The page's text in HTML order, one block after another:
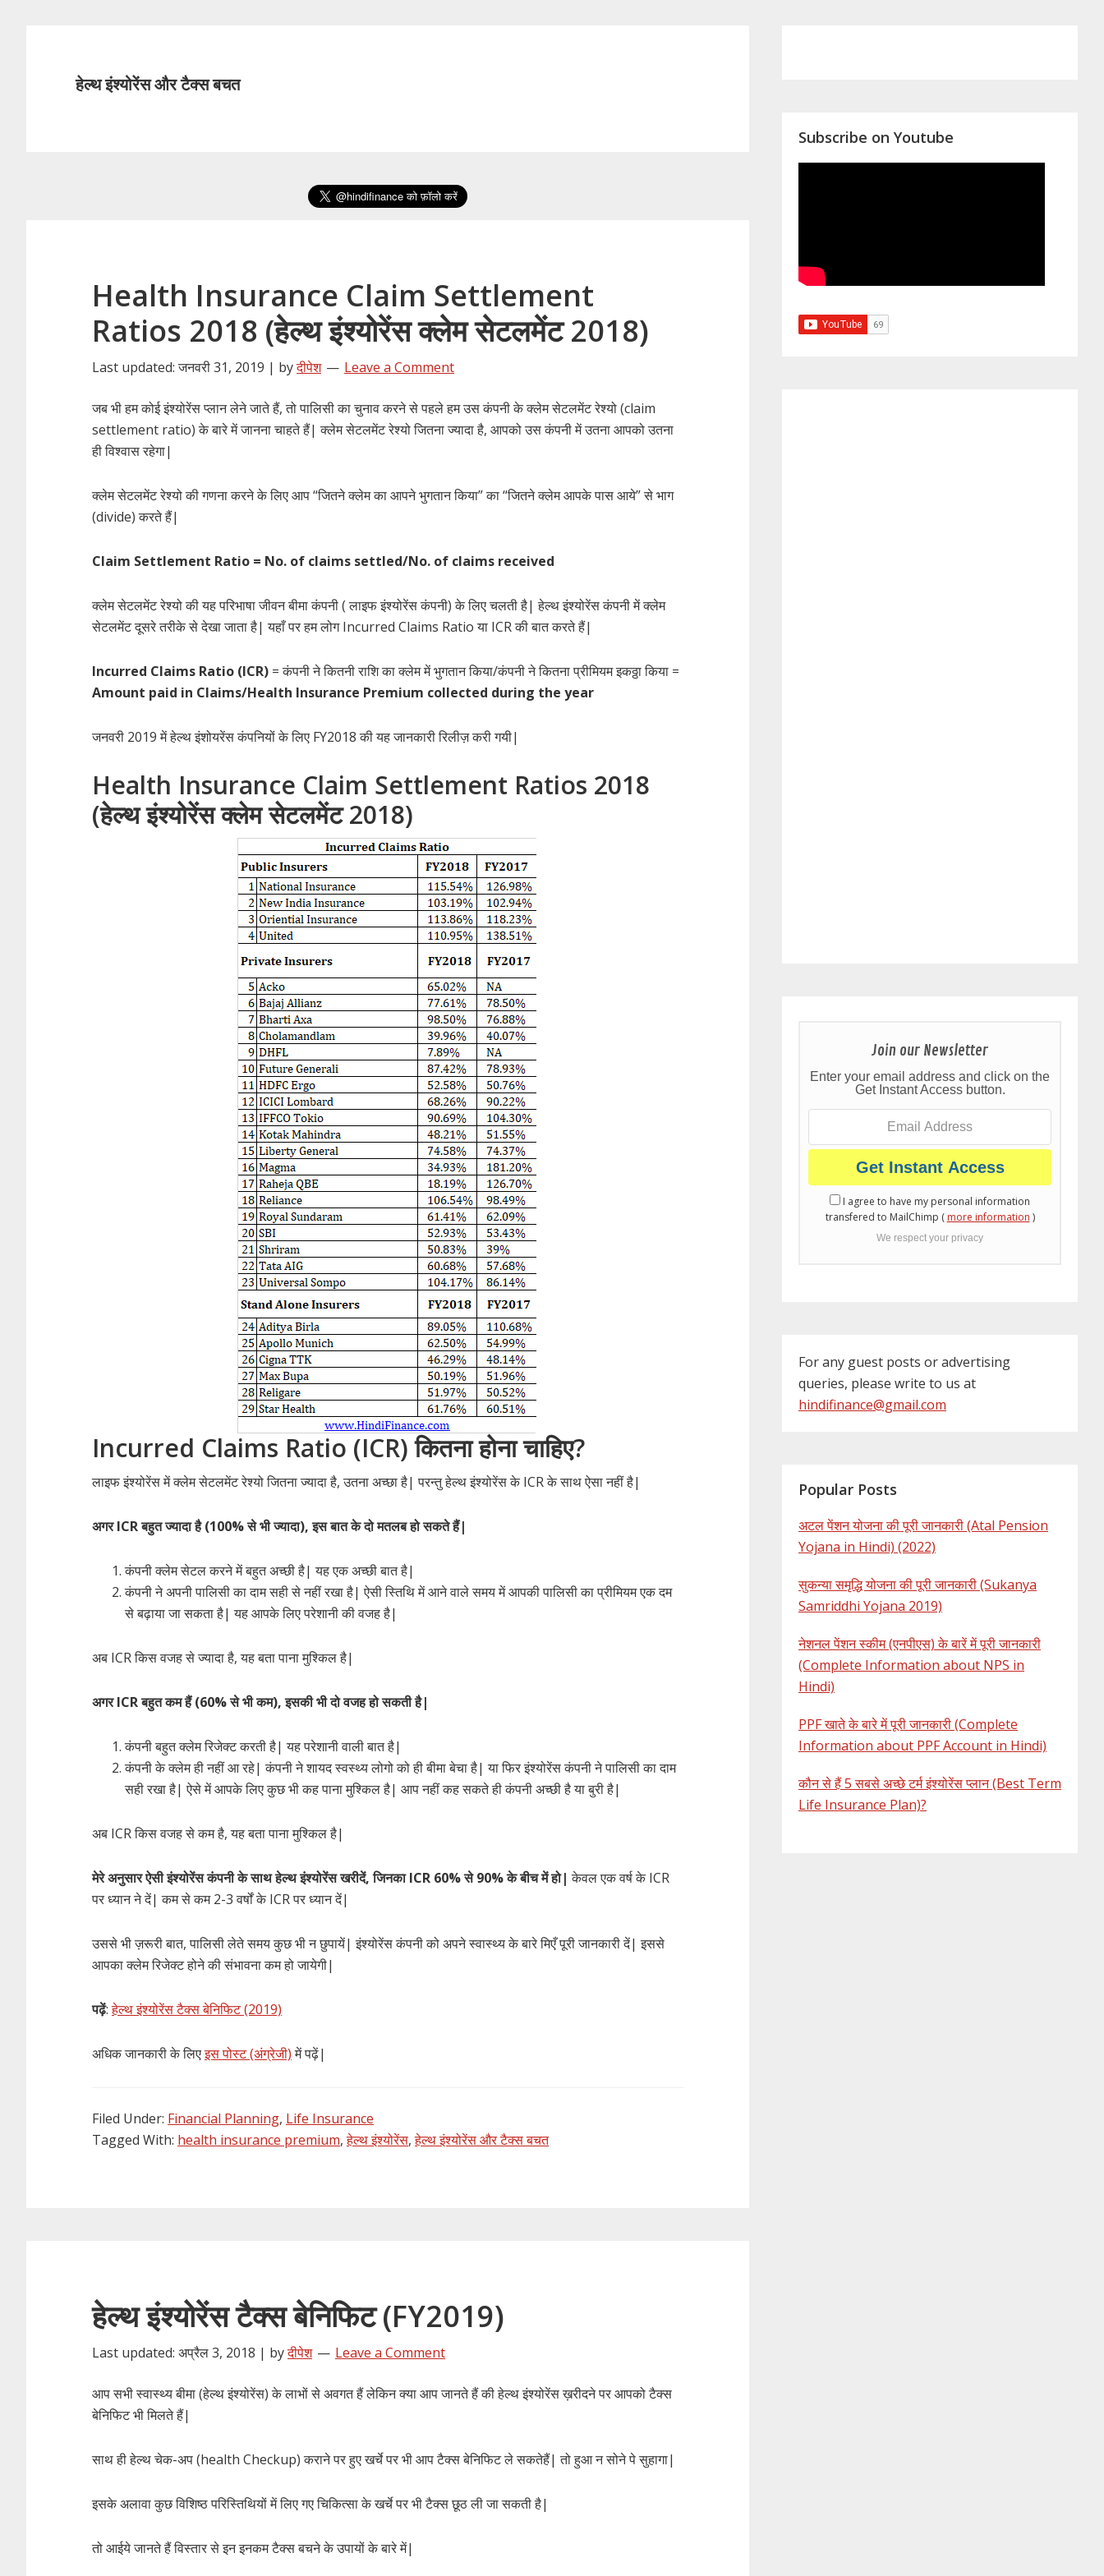
हेल्थ इंश्योरेंस और टैक्स बचत
Health Insurance Claim Settlement
Ratios 2018 (हेल्थ इंश्योरेंस क्लेम सेटलमेंट 2018)
Last updated: जनवरी 31, 2019 | byदीपेश Leave a Comment
जब भी हम कोई इंश्योरेंस प्लान लेने जाते हैं, तो पालिसी का चुनाव करने से पहले हम उस कंपनी के क्लेम सेटलमेंट रेश्यो (claim
settlement ratio) के बारे में जानना चाहते हैं| क्लेम सेटलमेंट रेश्यो जितना ज्यादा है, आपको उस कंपनी में उतना आपको उतना
ही विश्वास रहेगा|
क्लेम सेटलमेंट रेश्यो की गणना करने के लिए आप “जितने क्लेम का आपने भुगतान किया” का “जितने क्लेम आपके पास आये” से भाग
(divide) करते हैं|
Claim Settlement Ratio = No. of claims settled/No. of claims received
क्लेम सेटलमेंट रेश्यो की यह परिभाषा जीवन बीमा कंपनी ( लाइफ इंश्योरेंस कंपनी) के लिए चलती है| हेल्थ इंश्योरेंस कंपनी में क्लेम
सेटलमेंट दूसरे तरीके से देखा जाता है| यहाँ पर हम लोग Incurred Claims Ratio या ICR की बात करते हैं|
Incurred Claims Ratio (ICR) = कंपनी ने कितनी राशि का क्लेम में भुगतान किया/कंपनी ने कितना प्रीमियम इकठ्ठा किया =
Amount paid in Claims/Health Insurance Premium collected during the year
जनवरी 2019 में हेल्थ इंशोयरेंस कंपनियों के लिए FY2018 की यह जानकारी रिलीज़ करी गयी|
Health Insurance Claim Settlement Ratios 2018
(हेल्थ इंश्योरेंस क्लेम सेटलमेंट 2018)
Incurred Claims Ratio (ICR) कितना होना चाहिए?
लाइफ इंश्योरेंस में क्लेम सेटलमेंट रेश्यो जितना ज्यादा है, उतना अच्छा है| परन्तु हेल्थ इंश्योरेंस के ICR के साथ ऐसा नहीं है|
अगर ICR बहुत ज्यादा है (100% से भी ज्यादा), इस बात के दो मतलब हो सकते हैं|
कंपनी क्लेम सेटल करने में बहुत अच्छी है| यह एक अच्छी बात है|
कंपनी ने अपनी पालिसी का दाम सही से नहीं रखा है| ऐसी स्तिथि में आने वाले समय में आपकी पालिसी का प्रीमियम एक दम
से बढ़ाया जा सकता है| यह आपके लिए परेशानी की वजह है|
अब ICR किस वजह से ज्यादा है, यह बता पाना मुश्किल है|
अगर ICR बहुत कम हैं (60% से भी कम), इसकी भी दो वजह हो सकती है|
कंपनी बहुत क्लेम रिजेक्ट करती है| यह परेशानी वाली बात है|
कंपनी के क्लेम ही नहीं आ रहे| कंपनी ने शायद स्वस्थ्य लोगो को ही बीमा बेचा है| या फिर इंश्योरेंस कंपनी ने पालिसी का दाम
सही रखा है| ऐसे में आपके लिए कुछ भी कह पाना मुश्किल है| आप नहीं कह सकते ही कंपनी अच्छी है या बुरी है|
अब ICR किस वजह से कम है, यह बता पाना मुश्किल है|
मेरे अनुसार ऐसी इंश्योरेंस कंपनी के साथ हेल्थ इंश्योरेंस खरीदें, जिनका ICR 60% से 90% के बीच में हो| केवल एक वर्ष के ICR
पर ध्यान ने दें| कम से कम 2-3 वर्षों के ICR पर ध्यान दें|
उससे भी ज़रूरी बात, पालिसी लेते समय कुछ भी न छुपायें| इंश्योरेंस कंपनी को अपने स्वास्थ्य के बारे मिएँ पूरी जानकारी दें| इससे
आपका क्लेम रिजेक्ट होने की संभावना कम हो जायेगी|
पढ़ें:हेल्थ इंश्योरेंस टैक्स बेनिफिट (2019)
अधिक जानकारी के लिएइस पोस्ट (अंग्रेजी)में पढ़ें|
Filed Under: Financial Planning, Life Insurance
Tagged With: health insurance premium,हेल्थ इंश्योरेंस,हेल्थ इंश्योरेंस और टैक्स बचत
हेल्थ इंश्योरेंस टैक्स बेनिफिट (FY2019)
Last updated: अप्रैल 3, 2018 | byदीपेश Leave a Comment
आप सभी स्वास्थ्य बीमा (हेल्थ इंश्योरेंस) के लाभों से अवगत हैं लेकिन क्या आप जानते हैं की हेल्थ इंश्योरेंस ख़रीदने पर आपको टैक्स
बेनिफिट भी मिलते हैं|
साथ ही हेल्थ चेक-अप (health Checkup) कराने पर हुए खर्चे पर भी आप टैक्स बेनिफिट ले सकतेहैं| तो हुआ न सोने पे सुहागा|
इसके अलावा कुछ विशिष्ठ परिस्तिथियों में लिए गए चिकित्सा के खर्चे पर भी टैक्स छूठ ली जा सकती है|
तो आईये जानते हैं विस्तार से इन इनकम टैक्स बचने के उपायों के बारे में|
Subscribe on Youtube
Join our Newsletter
Enter your email address and click on the
Get Instant Access button.
I agree to have my personal information
transfered to MailChimp ( more information )
We respect your privacy
For any guest posts or advertising
queries, please write to us at
hindifinance@gmail.com
Popular Posts
अटल पेंशन योजना की पूरी जानकारी (Atal Pension
Yojana in Hindi) (2022)
सुकन्या समृद्धि योजना की पूरी जानकारी (Sukanya
Samriddhi Yojana 2019)
नेशनल पेंशन स्कीम (एनपीएस) के बारें में पूरी जानकारी
(Complete Information about NPS in
Hindi)
PPF खाते के बारे में पूरी जानकारी (Complete
Information about PPF Account in Hindi)
कौन से हैं 5 सबसे अच्छे टर्म इंश्योरेंस प्लान (Best Term
Life Insurance Plan)?